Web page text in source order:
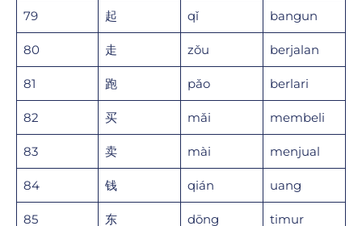
79 起 qǐ bangun
80 走 zǒu berjalan
81 跑 pǎo berlari
82 买 mǎi membeli
83 卖 mài menjual
84 钱 qián uang
85 东 dōng timur